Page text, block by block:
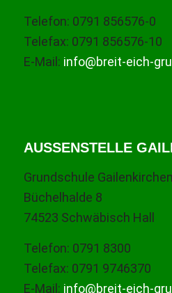
Telefon: 0791 856576-0
Telefax: 0791 856576-10
E-Mail: info@breit-eich-
AUSSENSTELLE
Grundschule Gailenkirchen
Büchelhalde 8
74523 Schwäbisch Hall
Telefon: 0791 8300
Telefax: 0791 9746370
E-Mail: info@breit-eich-